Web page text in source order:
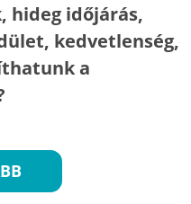
hideg időjárás,
kedvetlenség,
a